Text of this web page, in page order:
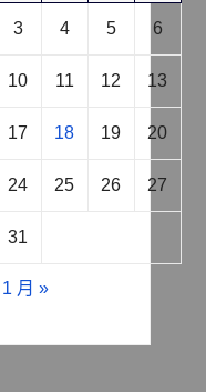
3 4 5 6
10 11 12 13
17 18 19 20
24 25 26 27
31
1 月 »